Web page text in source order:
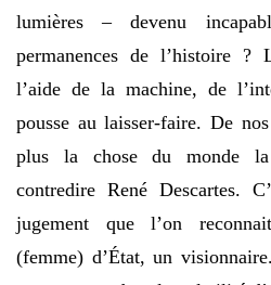
lumières – devenu
permanences de l’histoire ?
l’aide de la machine, de
pousse au laisser-faire. De
plus la chose du monde
contredire René Descartes.
jugement que l’on
(femme) d’État, un